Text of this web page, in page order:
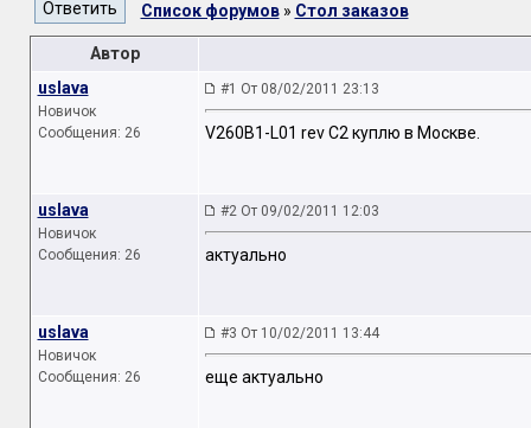
Список форумов» Стол заказов
Автор
uslava
Новичок
Сообщения: 26
#1 От 08/02/2011 23:13
V260B1-L01 rev C2 куплю в Москве.
uslava
Новичок
Сообщения: 26
#2 От 09/02/2011 12:03
актуально
uslava
Новичок
Сообщения: 26
#3 От 10/02/2011 13:44
еще актуально